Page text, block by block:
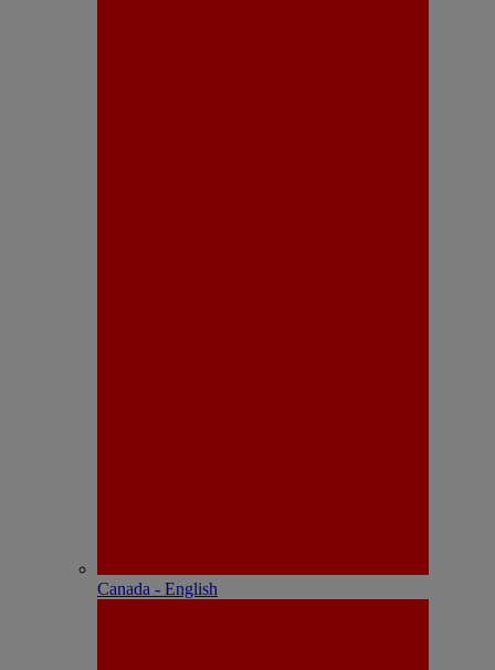
Canada - English